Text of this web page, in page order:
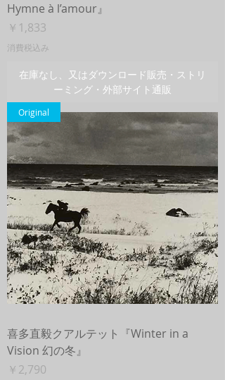
Hymne à l’amour』
価格
￥1,833
消費税込み
在庫なし、又はダウンロード販売・ストリ
ーミング・外部サイト通販
Original
喜多直毅クアルテット『Winter in a
Vision 幻の冬』
価格
￥2,790